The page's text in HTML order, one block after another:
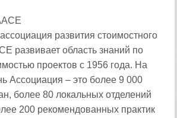
развития стоимостного
развивает область знаний по
проектов с 1956 года. На
Ассоциация ‒ это более 9 000
более 80 локальных отделений
200 рекомендованных практик